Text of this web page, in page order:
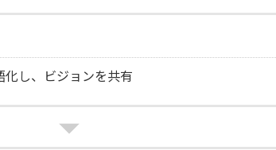
し、ビジョンを共有